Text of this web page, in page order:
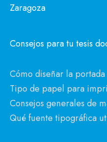
Zaragoza
Consejos para tu tesis
Cómo diseñar la portada
Tipo de papel para
Consejos generales de
Qué fuente tipográfica